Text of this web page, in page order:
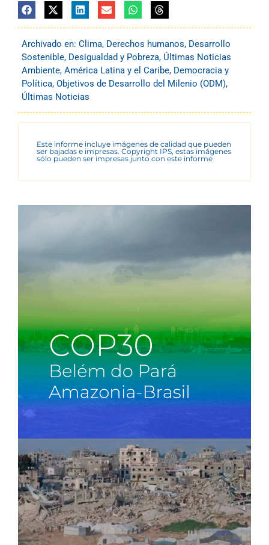
Archivado en: Clima, Derechos humanos, Desarrollo
Sostenible, Desigualdad y Pobreza, Últimas Noticias
Ambiente, América Latina y el Caribe, Democracia y
Política, Objetivos de Desarrollo del Milenio (ODM),
Últimas Noticias
Este informe incluye imágenes de calidad que pueden
ser bajadas e impresas. Copyright IPS, estas imágenes
sólo pueden ser impresas junto con este informe